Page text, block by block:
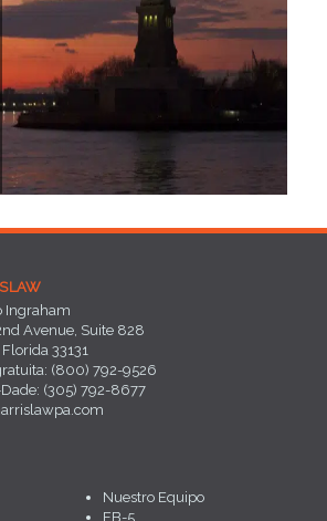
Ingraham
Avenue, Suite 828
33131
(800) 792-9526
(305) 792-8677
Nuestro Equipo
EB-5